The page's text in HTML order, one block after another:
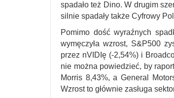
spadało też Dino. W drugim
silnie spadały także Cyfrowy
Pomimo dość wyraźnych
wymęczyła wzrost, S&P500
przez nVIDIę (-2,54%) i
nie można powiedzieć, by
Morris 8,43%, a General
Wzrost to głównie zasługa